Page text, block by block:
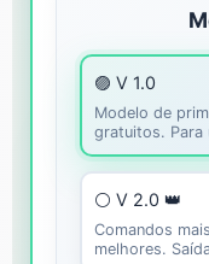
🟣 V 1.0
Modelo de
gratuitos. Para
⚪ V 2.0 👑
Comandos
melhores.